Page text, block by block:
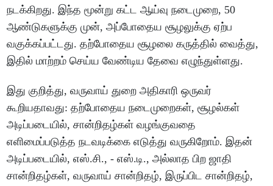
நடக்கிறது. இந்த மூன்று கட்ட ஆய்வு நடைமுறை, 50
ஆண்டுகளுக்கு முன், அப்போதைய சூழலுக்கு ஏற்ப
வகுக்கப்பட்டது. தற்போதைய சூழலை கருத்தில் வைத்து,
இதில் மாற்றம் செய்ய வேண்டிய தேவை எழுந்துள்ளது.
இது குறித்து, வருவாய் துறை அதிகாரி ஒருவர்
கூறியதாவது: தற்போதைய நடைமுறைகள், சூழல்கள்
அடிப்படையில், சான்றிதழ்கள் வழங்குவதை
எளிமைப்படுத்த நடவடிக்கை எடுத்து வருகிறோம். இதன்
அடிப்படையில், எஸ்.சி., - எஸ்.டி., அல்லாத பிற ஜாதி
சான்றிதழ்கள், வருவாய் சான்றிதழ், இருப்பிட சான்றிதழ்,